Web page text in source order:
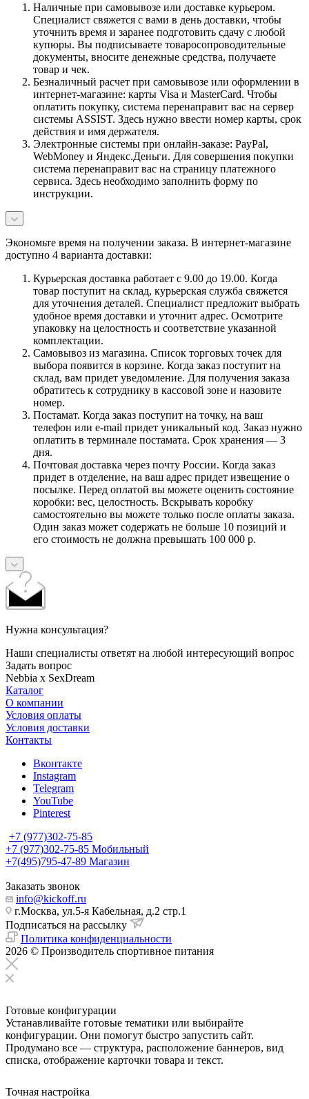
Наличные при самовывозе или доставке курьером.
Специалист свяжется с вами в день доставки, чтобы
уточнить время и заранее подготовить сдачу с любой
купюры. Вы подписываете товаросопроводительные
документы, вносите денежные средства, получаете
товар и чек.
Безналичный расчет при самовывозе или оформлении в
интернет-магазине: карты Visa и MasterCard. Чтобы
оплатить покупку, система перенаправит вас на сервер
системы ASSIST. Здесь нужно ввести номер карты, срок
действия и имя держателя.
Электронные системы при онлайн-заказе: PayPal,
WebMoney и Яндекс.Деньги. Для совершения покупки
система перенаправит вас на страницу платежного
сервиса. Здесь необходимо заполнить форму по
инструкции.
Экономьте время на получении заказа. В интернет-магазине
доступно 4 варианта доставки:
Курьерская доставка работает с 9.00 до 19.00. Когда
товар поступит на склад, курьерская служба свяжется
для уточнения деталей. Специалист предложит выбрать
удобное время доставки и уточнит адрес. Осмотрите
упаковку на целостность и соответствие указанной
комплектации.
Самовывоз из магазина. Список торговых точек для
выбора появится в корзине. Когда заказ поступит на
склад, вам придет уведомление. Для получения заказа
обратитесь к сотруднику в кассовой зоне и назовите
номер.
Постамат. Когда заказ поступит на точку, на ваш
телефон или e-mail придет уникальный код. Заказ нужно
оплатить в терминале постамата. Срок хранения — 3
дня.
Почтовая доставка через почту России. Когда заказ
придет в отделение, на ваш адрес придет извещение о
посылке. Перед оплатой вы можете оценить состояние
коробки: вес, целостность. Вскрывать коробку
самостоятельно вы можете только после оплаты заказа.
Один заказ может содержать не больше 10 позиций и
его стоимость не должна превышать 100 000 р.
Нужна консультация?
Наши специалисты ответят на любой интересующий вопрос
Задать вопрос
Nebbia x SexDream
Каталог
О компании
Условия оплаты
Условия доставки
Контакты
Вконтакте
Instagram
Telegram
YouTube
Pinterest
+7 (977)302-75-85
+7 (977)302-75-85 Мобильный
+7(495)795-47-89 Магазин
Заказать звонок
info@kickoff.ru
г.Москва, ул.5-я Кабельная, д.2 стр.1
Подписаться на рассылку
Политика конфиденциальности
2026 © Производитель спортивное питания
Готовые конфигурации
Устанавливайте готовые тематики или выбирайте
конфигурации. Они помогут быстро запустить сайт.
Продумано все — структура, расположение баннеров, вид
списка, отображение карточки товара и текст.
Точная настройка